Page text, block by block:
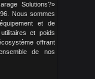
Solutions?»
Nous sommes
et de
et poids
offrant
de nos